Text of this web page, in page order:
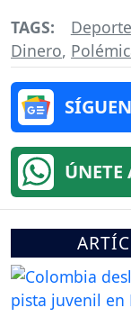
TAGS:
Dinero,
ÚNETE